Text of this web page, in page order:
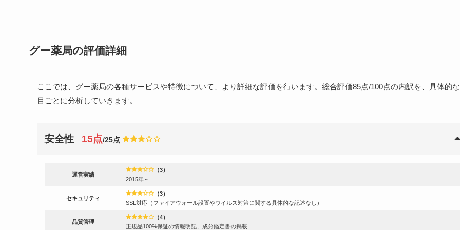
グー薬局の評価詳細
ここでは、グー薬局の各種サービスや特徴について、より詳細な評価を行います。総合評価85点/100点の内訳を、具体的
目ごとに分析していきます。
安全性 15点/25点
運営実績
（3）
2015年～
セキュリティ
（3）
SSL対応（ファイアウォール設置やウイルス対策に関する具体的な記述なし）
品質管理
（4）
正規品100%保証の情報明記、成分鑑定書の掲載